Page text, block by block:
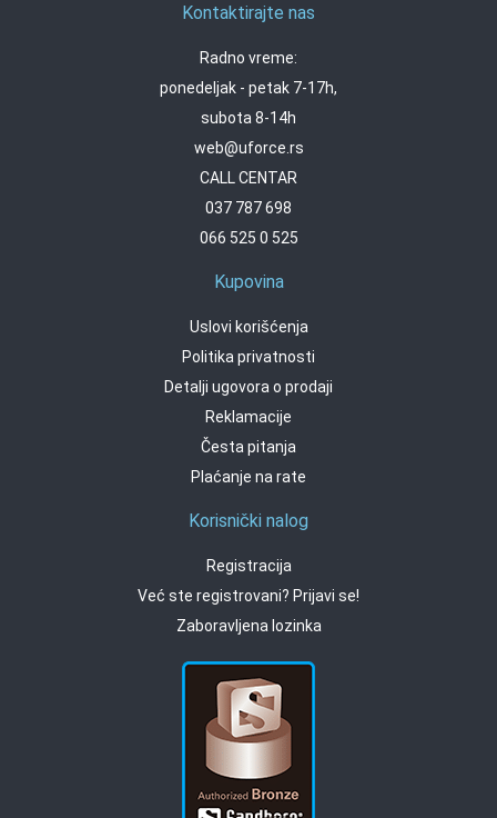
Kontaktirajte nas
Radno vreme:
ponedeljak - petak 7-17h,
subota 8-14h
web@uforce.rs
CALL CENTAR
037 787 698
066 525 0 525
Kupovina
Uslovi korišćenja
Politika privatnosti
Detalji ugovora o prodaji
Reklamacije
Česta pitanja
Plaćanje na rate
Korisnički nalog
Registracija
Već ste registrovani? Prijavi se!
Zaboravljena lozinka